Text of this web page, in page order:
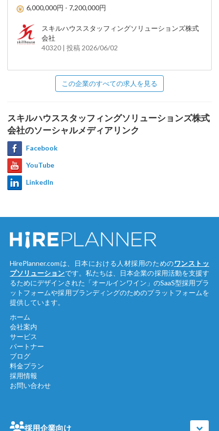
6,000,000円 - 7,200,000円
スキルハウススタッフィングソリューションズ株式
会社
40320 | 投稿 2026/06/02
この企業のすべての求人を見る
スキルハウススタッフィングソリューションズ株式
会社のソーシャルメディアリンク
Facebook
YouTube
LinkedIn
採用企業向け
HirePlanner.comは、日本における人材採用のためのワンストッ
プソリューションです。私たちは、日本企業の採用活動を支援す
るためにデザインされた「オールインワイン」のSaaS型採用プラ
ットフォームや採用ブランディングのためのプラットフォームを
提供しています。
ホーム
会社案内
サービス
パートナー
ブログ
料金プラン
採用情報
お問い合わせ